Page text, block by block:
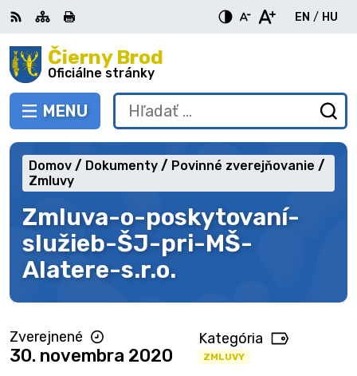
Preskočiť
na
obsah Čierny Brod
Oficiálne stránky
PREPNÚŤ
MENU
RSS MapaTlačiť
EN
English
/ HU
Hľadať:
Zmluva-o-poskytovaní-
služieb-ŠJ-pri-MŠ-
Alatere-s.r.o.
Domov Dokumenty
Povinné zverejňovanie
Zmluvy
Zverejnené
30. novembra 2020
Kategória
ZMLUVY